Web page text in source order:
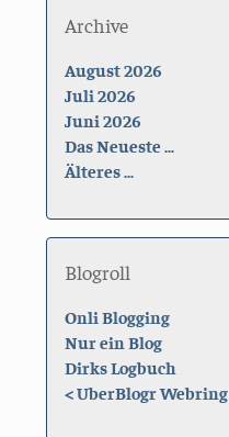
Archive
August 2026
Juli 2026
Juni 2026
Das Neueste ...
Älteres ...
Blogroll
Onli Blogging
Nur ein Blog
Dirks Logbuch
<UberBlogr Webring